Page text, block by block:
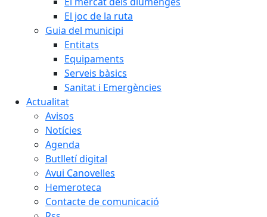
El joc de la ruta
Guia del municipi
Entitats
Equipaments
Serveis bàsics
Sanitat i Emergències
Actualitat
Avisos
Notícies
Agenda
Butlletí digital
Avui Canovelles
Hemeroteca
Contacte de comunicació